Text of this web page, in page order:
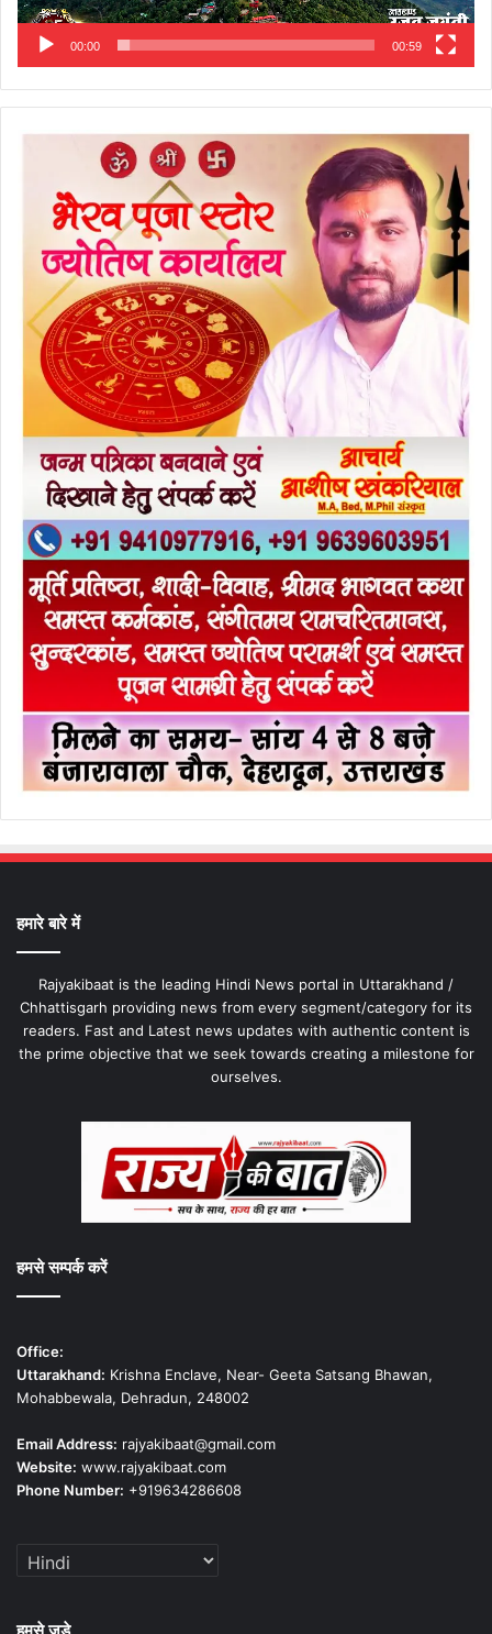
00:00 00:59
हमारे बारे में
Rajyakibaat is the leading Hindi News portal in Uttarakhand /
Chhattisgarh providing news from every segment/category for its
readers. Fast and Latest news updates with authentic content is
the prime objective that we seek towards creating a milestone for
ourselves.
हमसे सम्पर्क करें
Office:
Uttarakhand: Krishna Enclave, Near- Geeta Satsang Bhawan,
Mohabbewala, Dehradun, 248002
Email Address: rajyakibaat@gmail.com
Website: www.rajyakibaat.com
Phone Number: +919634286608